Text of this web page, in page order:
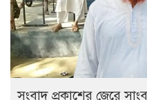
সংবাদ প্রকাশের জেরে